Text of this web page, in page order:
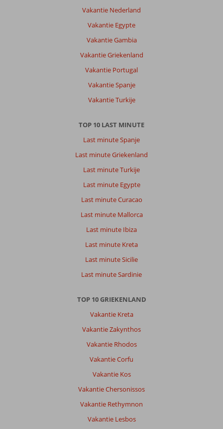
Vakantie Nederland
Vakantie Egypte
Vakantie Gambia
Vakantie Griekenland
Vakantie Portugal
Vakantie Spanje
Vakantie Turkije
TOP 10 LAST MINUTE
Last minute Spanje
Last minute Griekenland
Last minute Turkije
Last minute Egypte
Last minute Curacao
Last minute Mallorca
Last minute Ibiza
Last minute Kreta
Last minute Sicilie
Last minute Sardinie
TOP 10 GRIEKENLAND
Vakantie Kreta
Vakantie Zakynthos
Vakantie Rhodos
Vakantie Corfu
Vakantie Kos
Vakantie Chersonissos
Vakantie Rethymnon
Vakantie Lesbos